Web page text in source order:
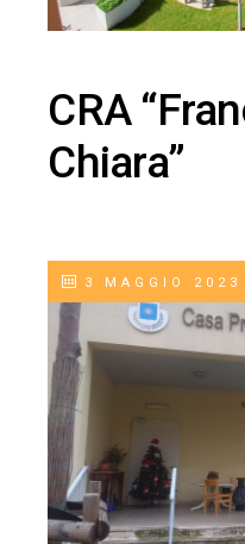
CRA
Chiara”
3 MAGGIO 2023